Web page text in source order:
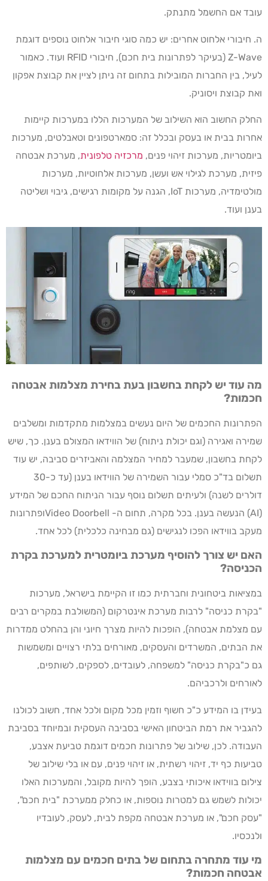
עובד אם החשמל מתנתק.
ה. חיבורי אלחוט אחרים: יש כמה סוגי חיבור אלחוט נוספים דוגמת
Z-Wave (בעיקר לפתרונות בית חכם), חיבורי RFID ועוד. כאמור
לעיל, בין החברות המובילות בתחום זה ניתן לציין את קבוצת אפקון
ואת קבוצת ויסוניק.
החלק החשוב הוא השילוב של המערכות הללו במערכות קיימות
אחרות בבית או בעסק ובכלל זה: סמארטפונים וטאבלטים, מערכות
ביומטריות, מערכות זיהוי פנים, מרכזיה טלפונית, מערכת אבטחה
פיזית, מערכת לגילוי אש ועשן, מערכות אלחוטיות, מערכות
מולטימדיה, מערכות IoT, הגנה על מקומות רגישים, גיבוי ושליטה
בענן ועוד.
מה עוד יש לקחת בחשבון בעת בחירת מצלמות אבטחה
חכמות?
הפתרונות החכמים של היום נעשים במצלמות מתקדמות ומשלבים
שמירה ואגירה (וגם יכולת ניתוח) של הווידאו המצולם בענן. כך, שיש
לקחת בחשבון, שמעבר למחיר המצלמה והאביזרים סביבה, יש עוד
תשלום בד"כ סמלי עבור השמירה של הווידאו בענן (עד כ-30
דולרים לשנה) ולעיתים תשלום נוסף עבור הניתוח החכם של המידע
(AI) הנעשה בענן. בכל מקרה, תחום ה- Video Doorbellופתרונות
מעקב בווידאו הפכו לנגישים (גם מבחינה כלכלית) לכל אחד.
האם יש צורך להוסיף מערכת ביומטרית למערכת בקרת
הכניסה?
במציאות ביטחונית וחברתית כמו זו הקיימת בישראל, מערכות
"בקרת כניסה" לרבות מערכת אינטרקום (המשולבת במקרים רבים
עם מצלמת אבטחה), הופכות להיות מצרך חיוני והן בהחלט ממדרות
את הבתים, המשרדים והעסקים, מאורחים בלתי רצויים ומשמשות
גם כ"בקרת כניסה" למשפחה, לעובדים, לספקים, לשותפים,
לאורחים ולרכביהם.
בעידן בו המידע כ"כ חשוף וזמין מכל מקום ולכל אחד, חשוב לכולנו
להגביר את רמת הביטחון האישי בסביבה העסקית ובמיוחד בסביבת
העבודה. לכן, שילוב של פתרונות חכמים דוגמת טביעת אצבע,
טביעות כף יד, זיהוי רשתית, או זיהוי פנים, עם או בלי שילוב של
צילום בווידאו איכותי בצבע, הופך להיות מקובל, והמערכות האלו
יכולות לשמש גם למטרות נוספות, או כחלק ממערכת "בית חכם",
"עסק חכם", או מערכת אבטחה מקפת לבית, לעסק, לעובדיו
ולנכסיו.
מי עוד מתחרה בתחום של בתים חכמים עם מצלמות
אבטחה חכמות?